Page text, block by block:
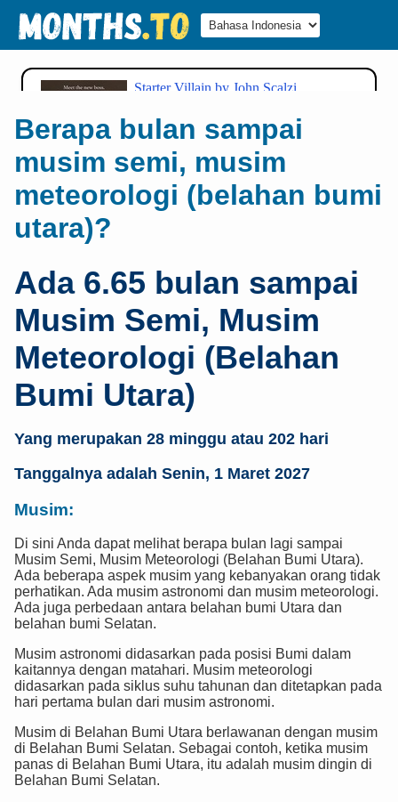
Berapa bulan sampai
musim semi, musim
meteorologi (belahan bumi
utara)?
Ada 6.65 bulan sampai
Musim Semi, Musim
Meteorologi (Belahan
Bumi Utara)
Yang merupakan 28 minggu atau 202 hari
Tanggalnya adalah Senin, 1 Maret 2027
Musim:
Di sini Anda dapat melihat berapa bulan lagi sampai
Musim Semi, Musim Meteorologi (Belahan Bumi Utara).
Ada beberapa aspek musim yang kebanyakan orang tidak
perhatikan. Ada musim astronomi dan musim meteorologi.
Ada juga perbedaan antara belahan bumi Utara dan
belahan bumi Selatan.
Musim astronomi didasarkan pada posisi Bumi dalam
kaitannya dengan matahari. Musim meteorologi
didasarkan pada siklus suhu tahunan dan ditetapkan pada
hari pertama bulan dari musim astronomi.
Musim di Belahan Bumi Utara berlawanan dengan musim
di Belahan Bumi Selatan. Sebagai contoh, ketika musim
panas di Belahan Bumi Utara, itu adalah musim dingin di
Belahan Bumi Selatan.